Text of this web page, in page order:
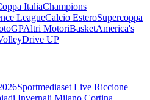
ItaliaChampions
LeagueCalcio EsteroSupercoppa
Altri MotoriBasketAmerica's
Drive UP
Sportmediaset Live Riccione
Invernali Milano Cortina